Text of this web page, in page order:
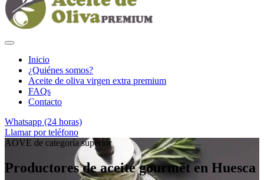
Inicio
¿Quiénes somos?
Aceite de oliva virgen extra premium
FAQs
Contacto
Whatsapp (24 horas)
Llamar por teléfono
AOVE de categoría superior
Productores de aceite gourmet en Huesca